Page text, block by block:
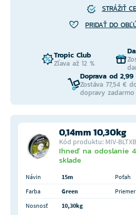
STRÁŽIŤ
PRIDAŤ DO
Tropic Club
Zľava až 12 %
Doprava od 2,99
Zostáva 77,54 €
dopravy zadarmo
0,14mm 10,30kg
Kód produktu: MIV-
Ihneď na odoslanie
sklade
Návin 15m Poťah
Farba
Green Priemer
Nosnosť
10,30kg